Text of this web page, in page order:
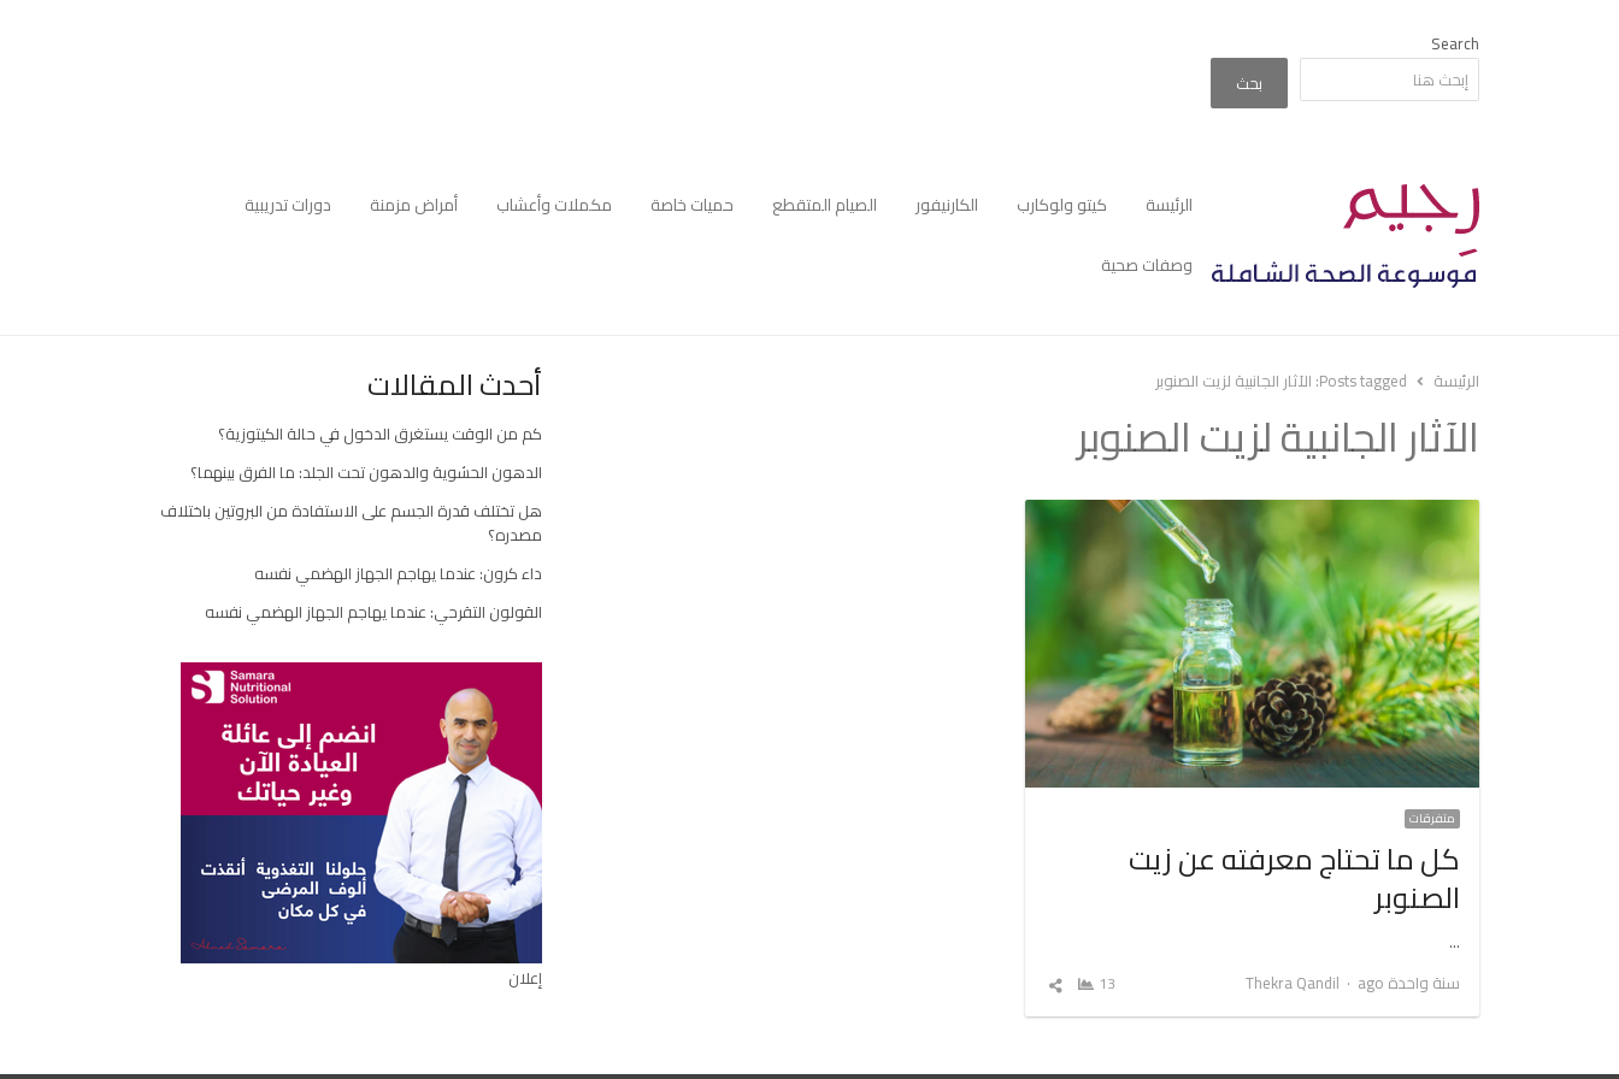
Search
بحث
الرئيسة كيتو ولوكارب الكارنيفور الصيام المتقطع حميات خاصة مكملات وأعشاب أمراض مزمنة
دورات تدريبية
وصفات صحية
الرئيسة Posts tagged: الآثار الجانبية لزيت الصنوبر
الآثار الجانبية لزيت الصنوبر
متفرقات
كل ما تحتاج معرفته عن زيت
الصنوبر
…
سنة واحدة ago
Author
Thekra Qandil
13
شارك
أحدث المقالات
كم من الوقت يستغرق الدخول في حالة الكيتوزية؟
الدهون الحشوية والدهون تحت الجلد: ما الفرق بينهما؟
هل تختلف قدرة الجسم على الاستفادة من البروتين باختلاف
مصدره؟
داء كرون: عندما يهاجم الجهاز الهضمي نفسه
القولون التقرحي: عندما يهاجم الجهاز الهضمي نفسه
إعلان